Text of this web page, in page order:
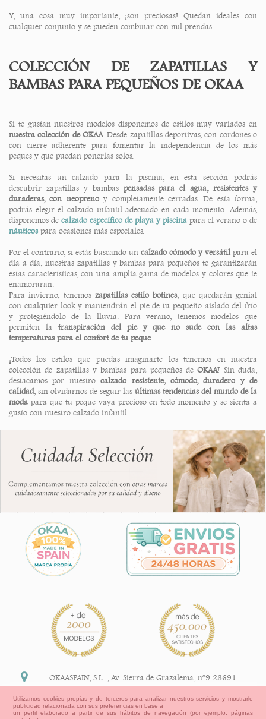
Y, una cosa muy importante, ¡son preciosas! Quedan ideales con
cualquier conjunto y se pueden combinar con mil prendas.
COLECCIÓN DE ZAPATILLAS Y
BAMBAS PARA PEQUEÑOS DE OKAA
Si te gustan nuestros modelos disponemos de estilos muy variados en
nuestra colección de OKAA. Desde zapatillas deportivas, con cordones o
con cierre adherente para fomentar la independencia de los más
peques y que puedan ponerlas solos.
Si necesitas un calzado para la piscina, en esta sección podrás
descubrir zapatillas y bambas pensadas para el agua, resistentes y
duraderas, con neoprenoy completamente cerradas. De esta forma,
podrás elegir el calzado infantil adecuado en cada momento. Además,
disponemos de calzado específico de playa y piscina para el verano o de
náuticospara ocasiones más especiales.
Por el contrario, si estás buscando un calzado cómodo y versátil para el
día a día, nuestras zapatillas y bambas para pequeños te garantizarán
estas características, con una amplia gama de modelos y colores que te
enamoraran.
Para invierno, tenemoszapatillas estilo botines, que quedarán genial
con cualquier look y mantendrán el pie de tu pequeño aislado del frío
y protegiéndolo de la lluvia. Para verano, tenemos modelos que
permiten la transpiración del pie y que no sude con las altas
temperaturas para el confort de tu peque.
¡Todos los estilos que puedas imaginarte los tenemos en nuestra
colección de zapatillas y bambas para pequeños de OKAA! Sin duda,
destacamos por nuestrocalzado resistente, cómodo, duradero y de
calidad, sin olvidarnos de seguir las últimas tendencias del mundo de la
moda para que tu peque vaya precioso en todo momento y se sienta a
gusto con nuestro calzado infantil.
OKAASPAIN, S.L. ,Av. Sierra de Grazalema, nº9 28691
+34 91 113 89 09
Utilizamos cookies propias y de terceros para analizar nuestros servicios y mostrarle
publicidad relacionada con sus preferencias en base a
un perfil elaborado a partir de sus hábitos de navegación (por ejemplo, páginas